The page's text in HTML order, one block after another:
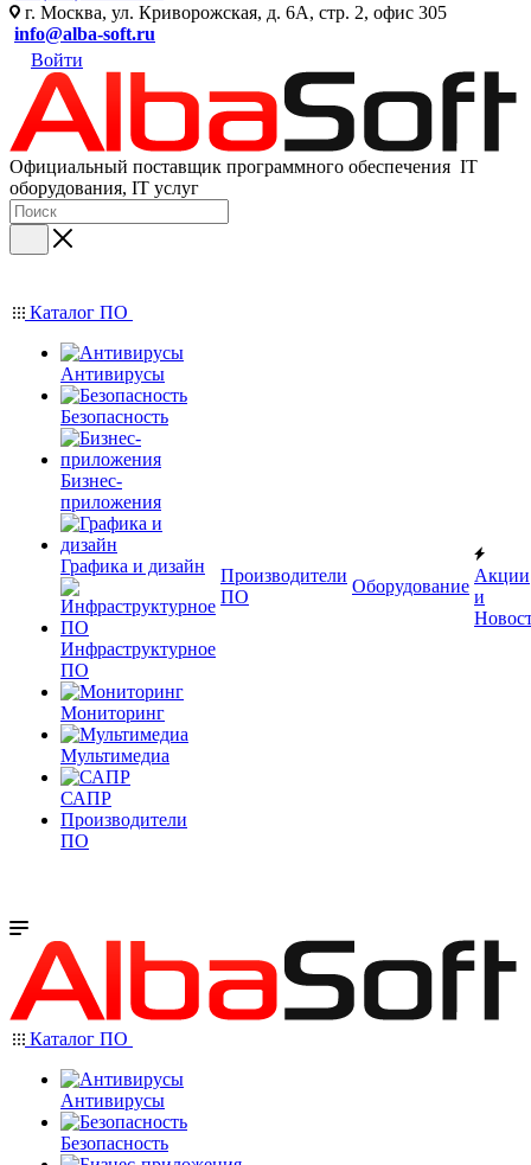
г. Москва, ул. Криворожская, д. 6А, стр. 2, офис 305
info@alba-soft.ru
Войти
Официальный поставщик программного обеспечения IT
оборудования, IT услуг
Каталог ПО
Антивирусы
Безопасность
Бизнес-
приложения
Графика и дизайн
Инфраструктурное
ПО
Мониторинг
Мультимедиа
САПР
Производители
ПО
Производители
ПО
Оборудование
Акции
и
Каталог ПО
Антивирусы
Безопасность